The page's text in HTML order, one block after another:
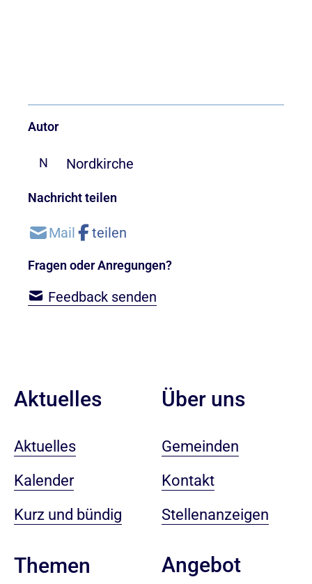
Autor
N Nordkirche
Fragen oder Anregungen?
Feedback senden
Nachricht teilen
Aktuelles
Aktuelles
Kalender
Kurz und bündig
Themen
Über uns
Gemeinden
Kontakt
Stellenanzeigen
Angebot